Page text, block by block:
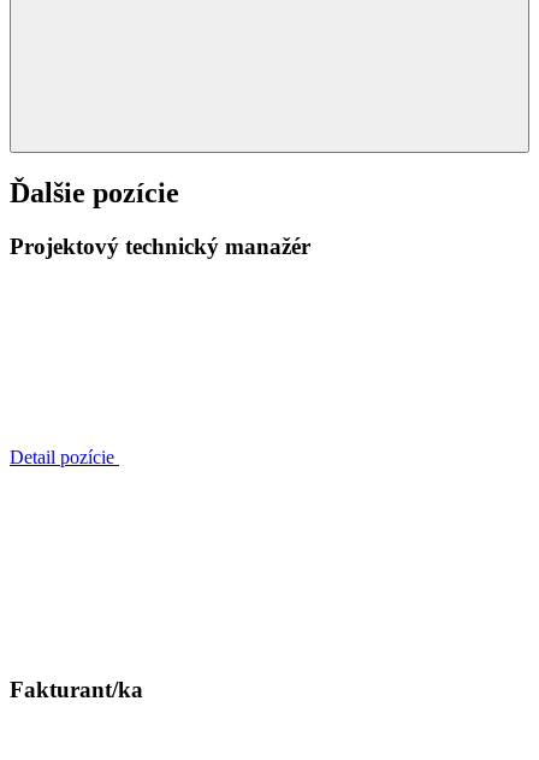
Ďalšie pozície
Projektový technický manažér
Detail pozície
Fakturant/ka